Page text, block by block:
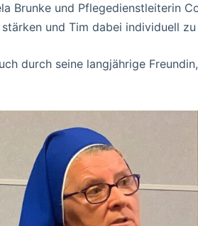
Brunke und Pflegedienstleiterin
und Tim dabei individuell
durch seine langjährige